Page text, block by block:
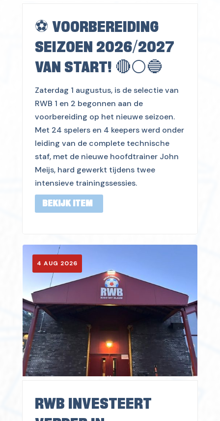
⚽️ VOORBEREIDING
SEIZOEN 2026/2027
VAN START! 🔴⚪️🔵
Zaterdag 1 augustus, is de selectie van
RWB 1 en 2 begonnen aan de
voorbereiding op het nieuwe seizoen.
Met 24 spelers en 4 keepers werd onder
leiding van de complete technische
staf, met de nieuwe hoofdtrainer John
Meijs, hard gewerkt tijdens twee
intensieve trainingssessies.
BEKIJK ITEM
4 AUG 2026
RWB INVESTEERT